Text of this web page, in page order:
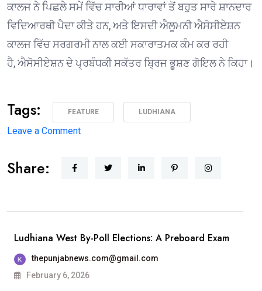
ਕਾਲਜ ਨੇ ਪਿਛਲੇ ਸਮੇਂ ਵਿੱਚ ਸਾਰੀਆਂ ਧਾਰਾਵਾਂ ਤੋਂ ਬਹੁਤ ਸਾਰੇ ਸ਼ਾਨਦਾਰ
ਵਿਦਿਆਰਥੀ ਪੈਦਾ ਕੀਤੇ ਹਨ, ਅਤੇ ਇਸਦੀ ਐਲੂਮਨੀ ਐਸੋਸੀਏਸ਼ਨ
ਕਾਲਜ ਵਿੱਚ ਸਰਗਰਮੀ ਨਾਲ ਕਈ ਸਕਾਰਾਤਮਕ ਕੰਮ ਕਰ ਰਹੀ
ਹੈ, ਐਸੋਸੀਏਸ਼ਨ ਦੇ ਪ੍ਰਬੰਧਕੀ ਸਕੱਤਰ ਬ੍ਰਿਜ ਭੂਸ਼ਣ ਗੋਇਲ ਨੇ ਕਿਹਾ।
Tags: FEATURE LUDHIANA
Leave a Commenton
ਦੀ
ਗੋਲਡਨ
Share:
Ludhiana West By-Poll Elections: A Preboard Exam
thepunjabnews.com@gmail.com
February 6, 2026